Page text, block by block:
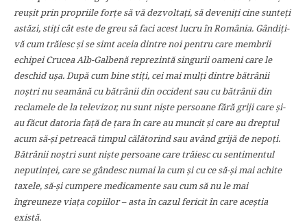
reușit prin propriile forțe să vă dezvoltați, să deveniți cine sunteți
astăzi, stiți cât este de greu să faci acest lucru în România. Gândiți-
vă cum trăiesc și se simt aceia dintre noi pentru care membrii
echipei Crucea Alb-Galbenă reprezintă singurii oameni care le
deschid ușa. După cum bine stiți, cei mai mulți dintre bătrânii
noștri nu seamănă cu bătrânii din occident sau cu bătrânii din
reclamele de la televizor, nu sunt niște persoane fără griji care și-
au făcut datoria față de țara în care au muncit și care au dreptul
acum să-și petreacă timpul călătorind sau având grijă de nepoți.
Bătrânii noștri sunt niște persoane care trăiesc cu sentimentul
neputinței, care se gândesc numai la cum și cu ce să-și mai achite
taxele, să-și cumpere medicamente sau cum să nu le mai
îngreuneze viața copiilor – asta în cazul fericit în care aceștia
există.